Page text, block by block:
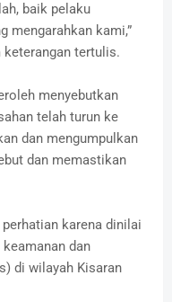
baik pelaku
mengarahkan kami,”
keterangan tertulis.
menyebutkan
telah turun ke
dan mengumpulkan
dan memastikan
karena dinilai
dan
di wilayah Kisaran